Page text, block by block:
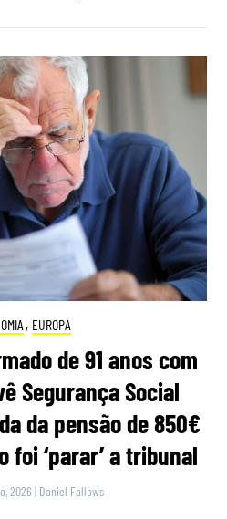
, EUROPA
de 91 anos com
Segurança Social
da pensão de 850€
foi ‘parar’ a tribunal
2026 | Daniel Fallows